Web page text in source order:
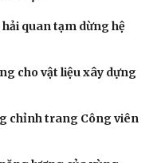
hải quan tạm dừng hệ
cho vật liệu xây dựng
chỉnh trang Công viên